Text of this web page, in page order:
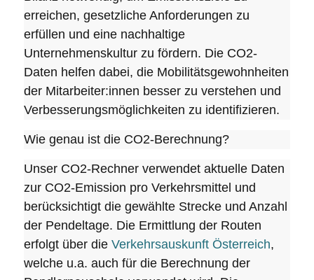
erreichen, gesetzliche Anforderungen zu
erfüllen und eine nachhaltige
Unternehmenskultur zu fördern. Die CO2-
Daten helfen dabei, die Mobilitätsgewohnheiten
der Mitarbeiter:innen besser zu verstehen und
Verbesserungsmöglichkeiten zu identifizieren.
Wie genau ist die CO2-Berechnung?
Unser CO2-Rechner verwendet aktuelle Daten
zur CO2-Emission pro Verkehrsmittel und
berücksichtigt die gewählte Strecke und Anzahl
der Pendeltage. Die Ermittlung der Routen
erfolgt über die Verkehrsauskunft Österreich,
welche u.a. auch für die Berechnung der